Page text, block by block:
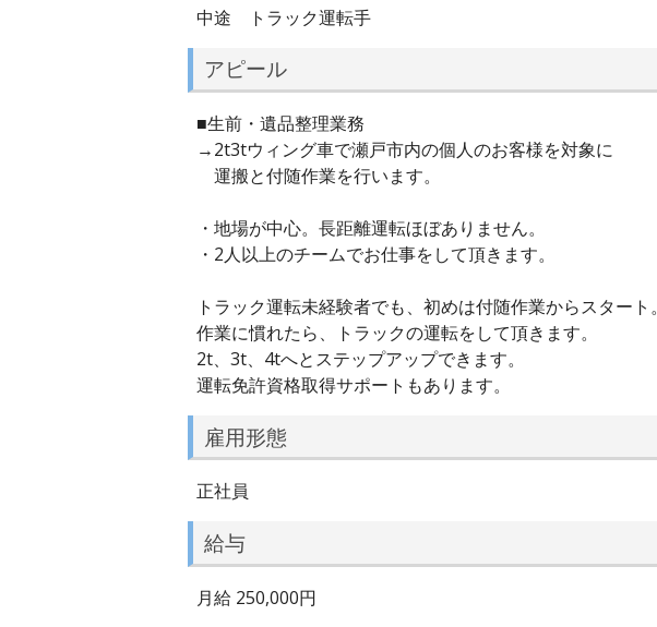
中途 トラック運転手
アピール
■生前・遺品整理業務
→2t3tウィング車で瀬戸市内の個人のお客様を対象に
運搬と付随作業を行います。
・地場が中心。長距離運転ほぼありません。
・2人以上のチームでお仕事をして頂きます。
トラック運転未経験者でも、初めは付随作業からスタート。
作業に慣れたら、トラックの運転をして頂きます。
2t、3t、4tへとステップアップできます。
運転免許資格取得サポートもあります。
雇用形態
正社員
給与
月給 250,000円